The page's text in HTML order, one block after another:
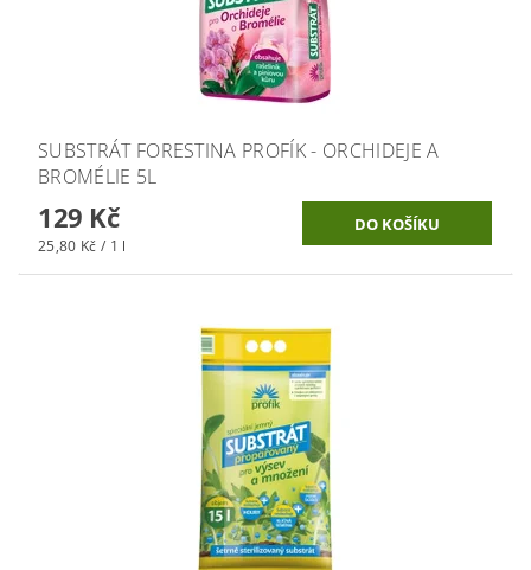
SUBSTRÁT FORESTINA PROFÍK - ORCHIDEJE A
BROMÉLIE 5L
129 Kč
25,80 Kč / 1 l